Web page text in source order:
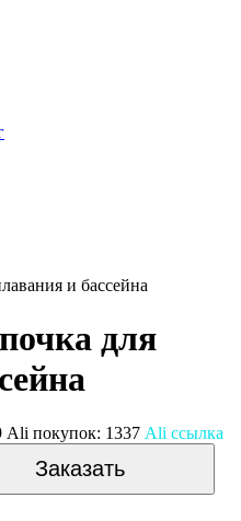
и бассейна
для
Ali покупок: 1337 Ali ссылка
Заказать